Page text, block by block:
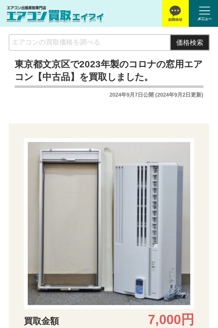
価格検索
東京都文京区で2023年製のコロナの窓用エア
コン【中古品】を買取しました。
2024年9月7日公開 (2024年9月2日更新)
買取金額 7,000円